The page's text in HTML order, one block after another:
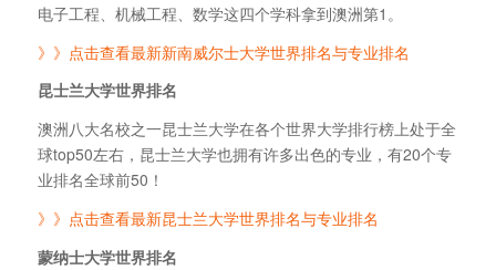
电子工程、机械工程、数学这四个学科拿到澳洲第1。
》》点击查看最新新南威尔士大学世界排名与专业排名
昆士兰大学世界排名
澳洲八大名校之一昆士兰大学在各个世界大学排行榜上处于全
球top50左右，昆士兰大学也拥有许多出色的专业，有20个专
业排名全球前50！
》》点击查看最新昆士兰大学世界排名与专业排名
蒙纳士大学世界排名